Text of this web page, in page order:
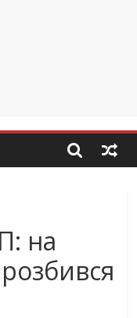
на